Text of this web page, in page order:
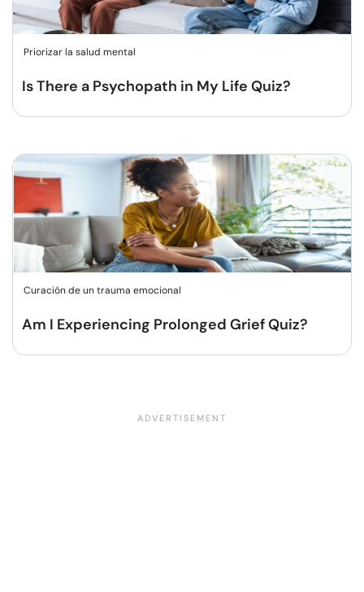
Priorizar la salud mental
Is There a Psychopath in My Life Quiz?
Curación de un trauma emocional
Am I Experiencing Prolonged Grief Quiz?